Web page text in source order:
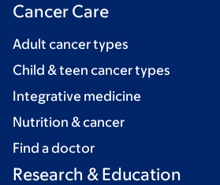
Cancer Care
Adult cancer types
Child & teen cancer types
Integrative medicine
Nutrition & cancer
Find a doctor
Research & Education